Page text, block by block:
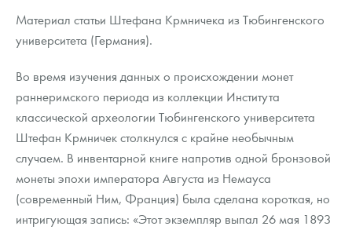
Аксессуары
Гарри Поттер
Год Лошади
Флот: ледоколы и корабли
Жетоны "Необыкновенные обитатели глубин"
Ювелирные изделия
Памятка для работы с монетами из драгметаллов
Условия возврата
Монеты
Политика конфиденциальности
Политика использования Cookies
Положение по обработке и защите персональных данных
Скупка слитков
Наши преимущества
Письмо директору
Материал статьи Штефана Крмничека из Тюбингенского
университета (Германия).
Во время изучения данных о происхождении монет
раннеримского периода из коллекции Института
классической археологии Тюбингенского университета
Штефан Крмничек столкнулся с крайне необычным
случаем. В инвентарной книге напротив одной бронзовой
монеты эпохи императора Августа из Немауса
(современный Ним, Франция) была сделана короткая, но
интригующая запись: «Этот экземпляр выпал 26 мая 1893